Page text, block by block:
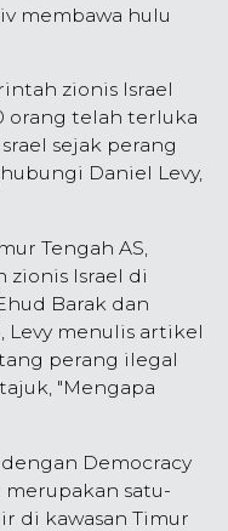
membawa hulu
zionis Israel
orang telah terluka
sejak perang
Daniel Levy,
Tengah AS,
zionis Israel di
Barak dan
Levy menulis artikel
perang ilegal
"Mengapa
Democracy
merupakan satu-
di kawasan Timur